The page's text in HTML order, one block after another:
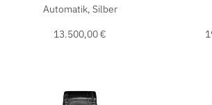
Jaeger-LeCoultre Jaeger-LeCoultre
Automatik, Silber
13.500,00 €